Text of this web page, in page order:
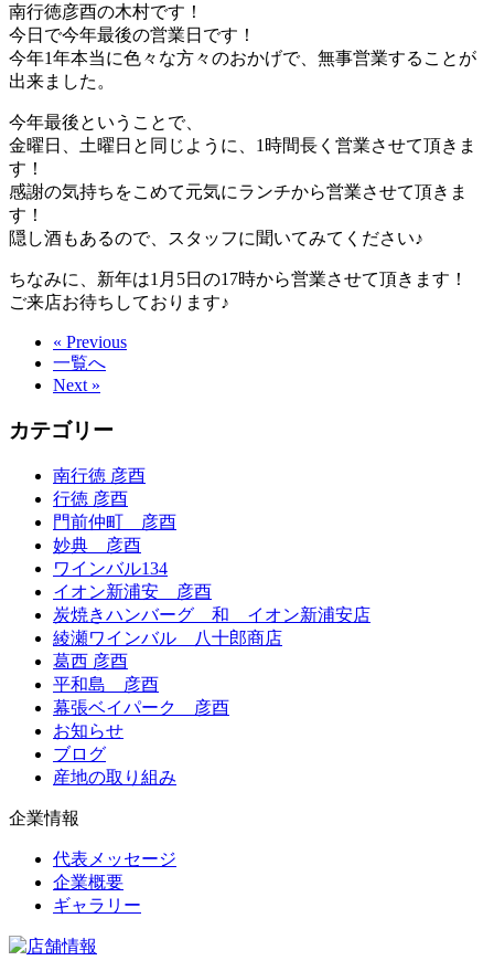
南行徳彦酉の木村です！
今日で今年最後の営業日です！
今年1年本当に色々な方々のおかげで、無事営業することが
出来ました。
今年最後ということで、
金曜日、土曜日と同じように、1時間長く営業させて頂きま
す！
感謝の気持ちをこめて元気にランチから営業させて頂きま
す！
隠し酒もあるので、スタッフに聞いてみてください♪
ちなみに、新年は1月5日の17時から営業させて頂きます！
ご来店お待ちしております♪
« Previous
一覧へ
Next »
カテゴリー
南行徳 彦酉
行徳 彦酉
門前仲町 彦酉
妙典 彦酉
ワインバル134
イオン新浦安 彦酉
炭焼きハンバーグ 和 イオン新浦安店
綾瀬ワインバル 八十郎商店
葛西 彦酉
平和島 彦酉
幕張ベイパーク 彦酉
お知らせ
ブログ
産地の取り組み
企業情報
代表メッセージ
企業概要
ギャラリー